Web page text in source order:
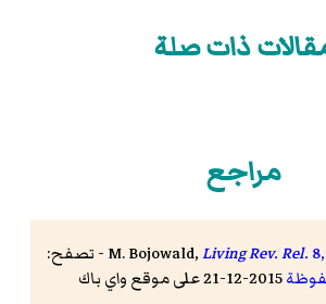
ذات صلة
مراجع
M. Bojowald,Living Rev. Rel.
- تصفح:
2015-12-21 على موقع واي باك